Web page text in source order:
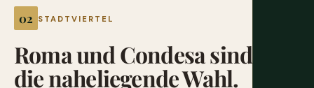
STADTVIERTEL
Roma und Condesa sind
die naheliegende Wahl.